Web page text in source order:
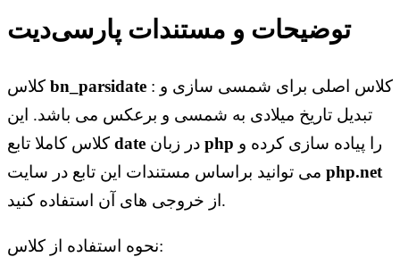
توضیحات و مستندات پارسی‌دیت
bn_parsidate : کلاس اصلی برای شمسی سازی و
تبدیل تاریخ میلادی به شمسی و برعکس می باشد. این
date php را پیاده سازی کرده و
php.net
از خروجی های آن استفاده کنید.
نحوه استفاده از کلاس: